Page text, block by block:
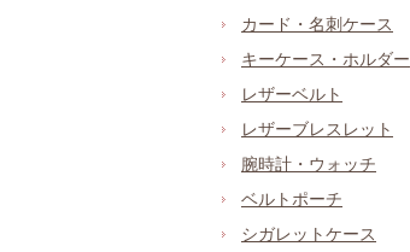
カード・名刺ケース
キーケース・ホルダー
レザーベルト
レザーブレスレット
腕時計・ウォッチ
ベルトポーチ
シガレットケース